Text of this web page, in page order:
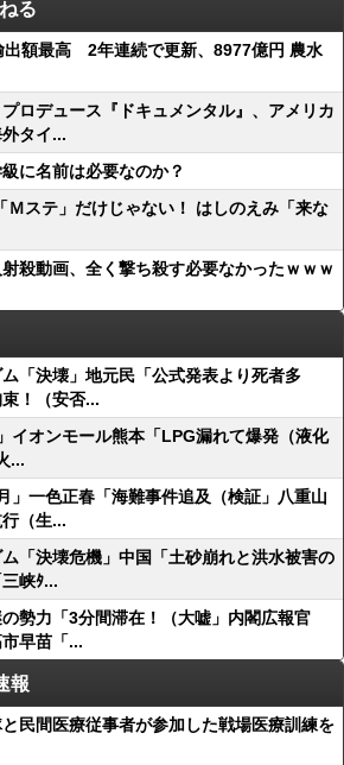
る
出額最高 2年連続で更新、8977億円 農水
プロデュース『ドキュメンタル』、アメリカ
タイ...
に名前は必要なのか？
ステ」だけじゃない！ はしのえみ「来な
射殺動画、全く撃ち殺す必要なかったｗｗｗ
「決壊」地元民「公式発表より死者多
！（安否...
イオンモール熊本「LPG漏れて爆発（液化
...
」一色正春「海難事件追及（検証」八重山
（生...
「決壊危機」中国「土砂崩れと洪水被害の
峡ﾀ...
勢力「3分間滞在！（大嘘」内閣広報官
市早苗「...
報
民間医療従事者が参加した戦場医療訓練を